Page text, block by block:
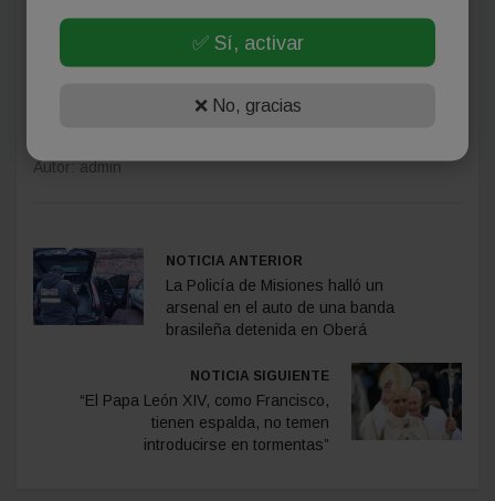
Autor: admin
NOTICIA ANTERIOR
La Policía de Misiones halló un
arsenal en el auto de una banda
brasileña detenida en Oberá
NOTICIA SIGUIENTE
“El Papa León XIV, como Francisco,
tienen espalda, no temen
introducirse en tormentas”
✅ Sí, activar
❌ No, gracias